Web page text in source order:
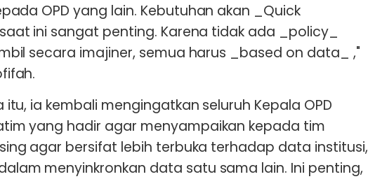
OPD yang lain. Kebutuhan akan _Quick
ini sangat penting. Karena tidak ada _policy_
secara imajiner, semua harus _based on data_ ,"
itu, ia kembali mengingatkan seluruh Kepala OPD
yang hadir agar menyampaikan kepada tim
agar bersifat lebih terbuka terhadap data institusi,
menyinkronkan data satu sama lain. Ini penting,